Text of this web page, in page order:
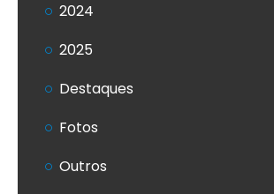
2024
2025
Destaques
Fotos
Outros